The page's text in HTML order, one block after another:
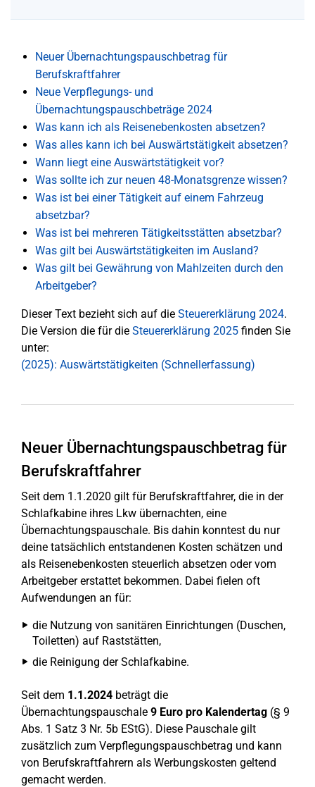
Neuer Übernachtungspauschbetrag für
Berufskraftfahrer
Neue Verpflegungs- und
Übernachtungspauschbeträge 2024
Was kann ich als Reisenebenkosten absetzen?
Was alles kann ich bei Auswärtstätigkeit absetzen?
Wann liegt eine Auswärtstätigkeit vor?
Was sollte ich zur neuen 48-Monatsgrenze wissen?
Was ist bei einer Tätigkeit auf einem Fahrzeug
absetzbar?
Was ist bei mehreren Tätigkeitsstätten absetzbar?
Was gilt bei Auswärtstätigkeiten im Ausland?
Was gilt bei Gewährung von Mahlzeiten durch den
Arbeitgeber?
Dieser Text bezieht sich auf die Steuererklärung 2024.
Die Version die für die Steuererklärung 2025 finden Sie
unter:
(2025): Auswärtstätigkeiten (Schnellerfassung)
Neuer Übernachtungspauschbetrag für
Berufskraftfahrer
Seit dem 1.1.2020 gilt für Berufskraftfahrer, die in der
Schlafkabine ihres Lkw übernachten, eine
Übernachtungspauschale. Bis dahin konntest du nur
deine tatsächlich entstandenen Kosten schätzen und
als Reisenebenkosten steuerlich absetzen oder vom
Arbeitgeber erstattet bekommen. Dabei fielen oft
Aufwendungen an für:
die Nutzung von sanitären Einrichtungen (Duschen,
Toiletten) auf Raststätten,
die Reinigung der Schlafkabine.
Seit dem 1.1.2024 beträgt die
Übernachtungspauschale 9 Euro pro Kalendertag (§ 9
Abs. 1 Satz 3 Nr. 5b EStG). Diese Pauschale gilt
zusätzlich zum Verpflegungspauschbetrag und kann
von Berufskraftfahrern als Werbungskosten geltend
gemacht werden.